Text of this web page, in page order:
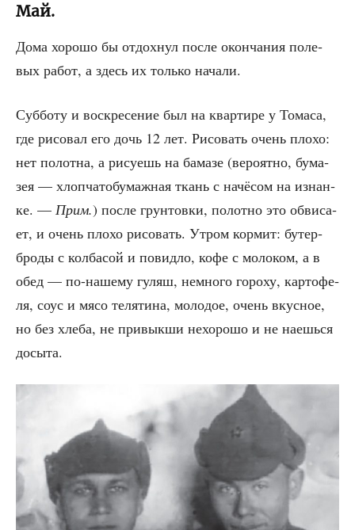
Май.
Дома хоро­шо бы отдох­нул после окон­ча­ния поле­
вых работ, а здесь их толь­ко начали.
Суб­бо­ту и вос­кре­се­ние был на квар­ти­ре у Тома­са,
где рисо­вал его дочь 12 лет. Рисо­вать очень пло­хо:
нет полот­на, а рису­ешь на бама­зе (веро­ят­но, бума­
зея — хлоп­ча­то­бу­маж­ная ткань с начё­сом на изнан­
ке. — Прим.) после грун­тов­ки, полот­но это обви­са­
ет, и очень пло­хо рисо­вать. Утром кор­мит: бутер­
бро­ды с кол­ба­сой и повид­ло, кофе с моло­ком, а в
обед — по-наше­му гуляш, немно­го горо­ху, кар­то­фе­
ля, соус и мясо теля­ти­на, моло­дое, очень вкус­ное,
но без хле­ба, не при­вык­ши нехо­ро­шо и не наешь­ся
досыта.